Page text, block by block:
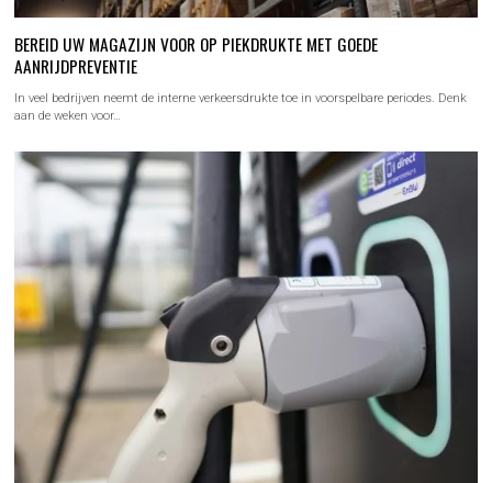
BEREID UW MAGAZIJN VOOR OP PIEKDRUKTE MET GOEDE
AANRIJDPREVENTIE
In veel bedrijven neemt de interne verkeersdrukte toe in voorspelbare periodes. Denk
aan de weken voor…